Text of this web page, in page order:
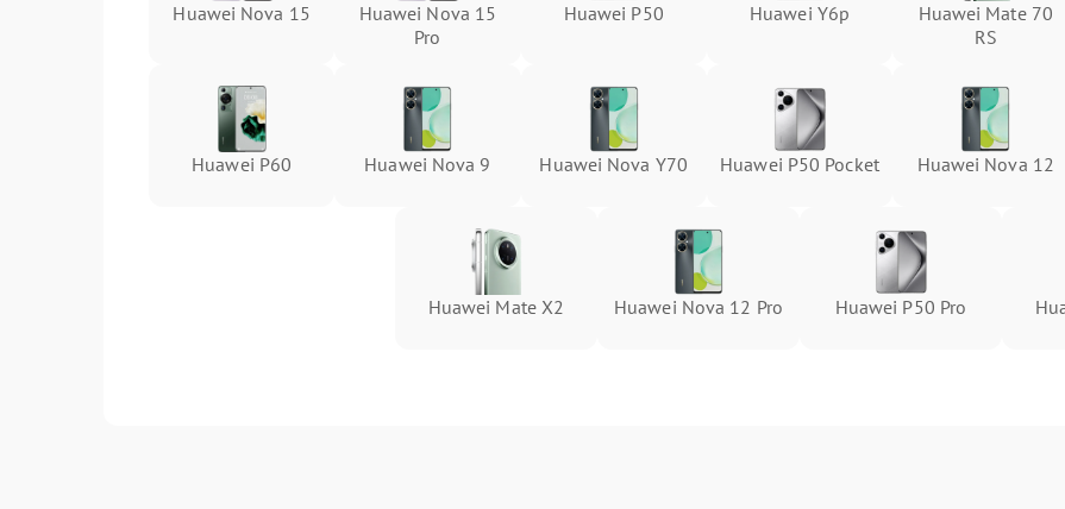
Huawei Nova 15
Huawei Nova 15
Pro
Huawei P50 Huawei Y6p
Huawei Mate 70
RS
Huawei P60 Huawei Nova 9 Huawei Nova Y70 Huawei P50 Pocket Huawei Nova 12
Huawei Mate X2 Huawei Nova 12 Pro Huawei P50 Pro